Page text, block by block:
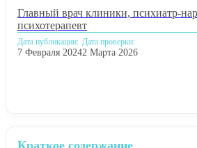
Краткое содержание
Главный врач клиники, психиатр-
психотерапевт
Дата публикации:
7 Февраля 2024
Дата проверки:
2 Марта 2026